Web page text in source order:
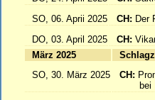
SO, 06. Aprii 2025
CH: Der
DO, 03. April 2025
CH:
März 2025
SO, 30. März 2025
CH:
bei